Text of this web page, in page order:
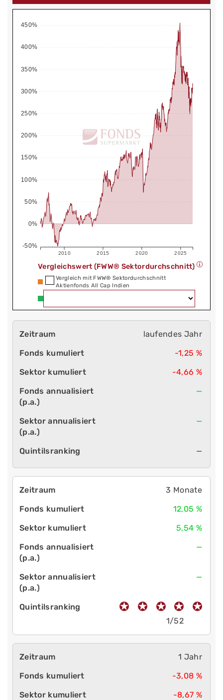
2010 2015 2020 2025
-50%
0%
50%
100%
150%
200%
250%
300%
350%
400%
450%
Vergleichswert (FWW® Sektordurchschnitt)
Vergleich mit FWW® Sektordurchschnitt
Aktienfonds All Cap Indien
laufendes Jahr
-1,25 %
-4,66 %
—
—
—
3 Monate
12,05 %
5,54 %
—
—
1/52
1 Jahr
-3,08 %
-8,67 %